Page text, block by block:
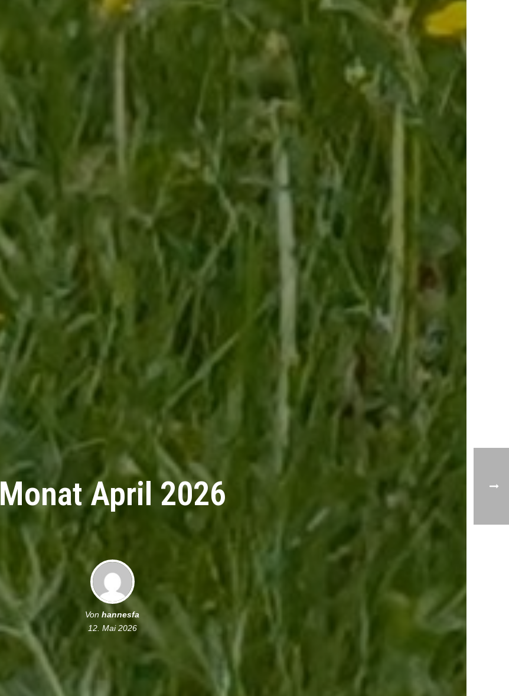
Monat April 2026
Von hannesfa
12. Mai 2026